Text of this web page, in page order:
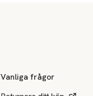
Vanliga frågor